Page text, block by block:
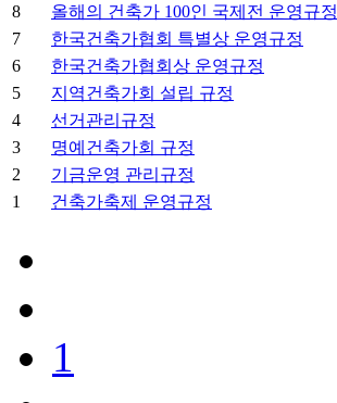
8
올해의 건축가 100인 국제전 운영규정
7
한국건축가협회 특별상 운영규정
6
한국건축가협회상 운영규정
5
지역건축가회 설립 규정
4
선거관리규정
3
명예건축가회 규정
2
기금운영 관리규정
1
건축가축제 운영규정
1